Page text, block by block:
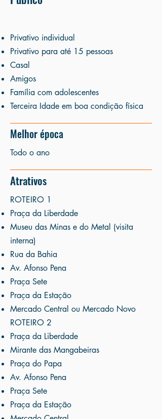
Privativo individual
Privativo para até 15 pessoas
Casal
Amigos
Família com adolescentes
Terceira Idade em boa condição física
Melhor época
Todo o ano
Atrativos
ROTEIRO 1
Praça da Liberdade
Museu das Minas e do Metal (visita
interna)
Rua da Bahia
Av. Afonso Pena
Praça Sete
Praça da Estação
Mercado Central ou Mercado Novo
ROTEIRO 2
Praça da Liberdade
Mirante das Mangabeiras
Praça do Papa
Av. Afonso Pena
Praça Sete
Praça da Estação